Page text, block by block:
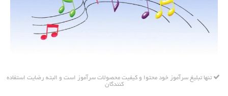
تنها تبلیغ سرآموز خود محتوا و کیفیت محصولات سرآموز است و البته رضایت استفاده
کنندگان